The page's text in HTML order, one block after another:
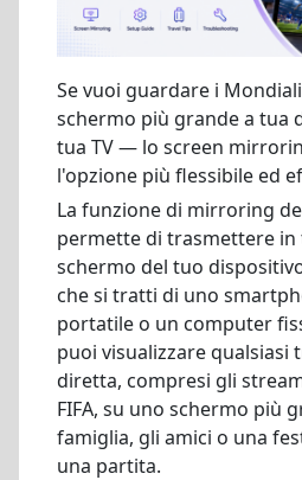
Se vuoi guardare i Mondiali
schermo più grande a tua
tua TV — lo screen
l'opzione più flessibile ed
La funzione di mirroring
permette di trasmettere in
schermo del tuo
che si tratti di uno
portatile o un computer
puoi visualizzare qualsiasi
diretta, compresi gli
FIFA, su uno schermo più
famiglia, gli amici o una
una partita.